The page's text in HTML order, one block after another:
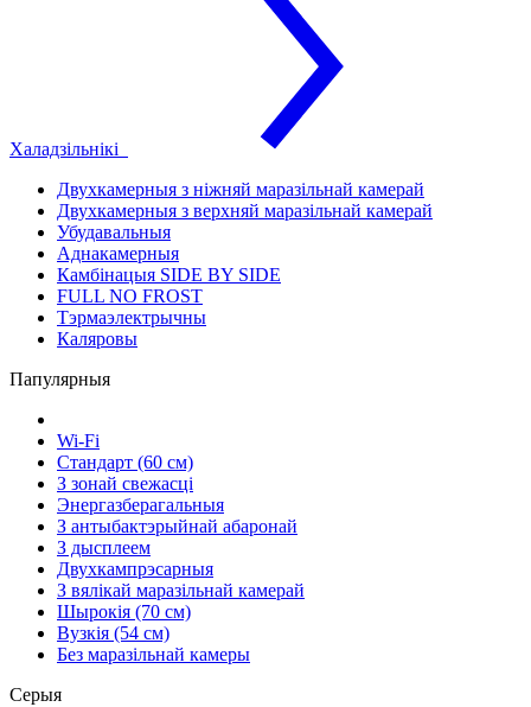
Халадзільнікі
Двухкамерныя з ніжняй маразільнай камерай
Двухкамерныя з верхняй маразільнай камерай
Убудавальныя
Аднакамерныя
Камбінацыя SIDE BY SIDE
FULL NO FROST
Тэрмаэлектрычны
Каляровы
Папулярныя
Wi-Fi
Стандарт (60 см)
З зонай свежасці
Энергазберагальныя
З антыбактэрыйнай абаронай
З дысплеем
Двухкампрэсарныя
З вялікай маразільнай камерай
Шырокія (70 см)
Вузкія (54 см)
Без маразільнай камеры
Серыя